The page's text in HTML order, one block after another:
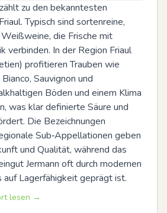
zu den bekanntesten
Typisch sind sortenreine,
die Frische mit
verbinden. In der Region Friaul
profitieren Trauben wie
Sauvignon und
Böden und einem Klima
was klar definierte Säure und
Die Bezeichnungen
Sub‑Appellationen geben
und Qualität, während das
Jermann oft durch modernen
auf Lagerfähigkeit geprägt ist.
lesen →